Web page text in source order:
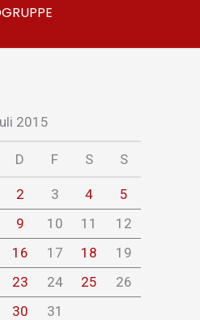
2015
D F S S
2 3 4
5
9 10 11
12
16 17 18
19
23 24 25
26
30 31